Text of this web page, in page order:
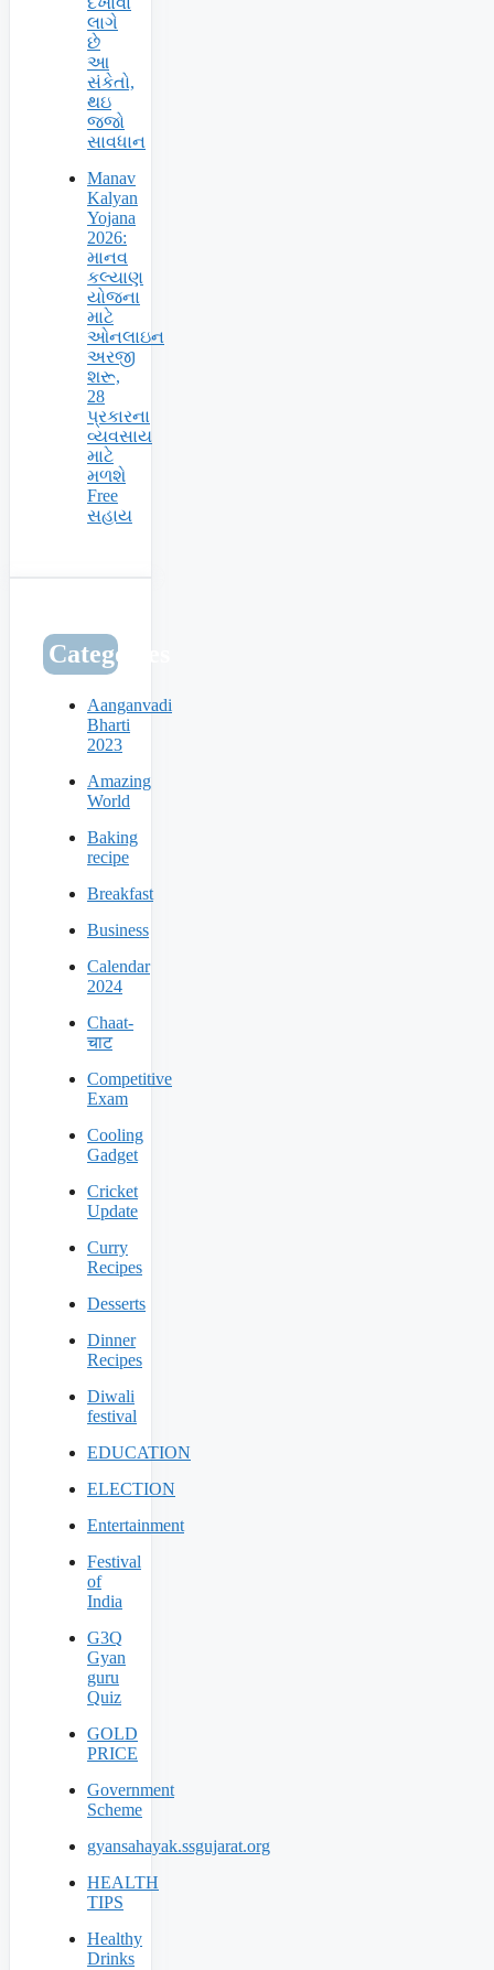
લાગે
છે
આ
સંકેતો,
થઇ
જજો
સાવધાન
Manav
Kalyan
Yojana
2026:
માનવ
કલ્યાણ
યોજના
માટે
ઓનલાઇન
અરજી
શરૂ,
28
પ્રકારના
વ્યવસાય
માટે
મળશે
Free
સહાય
Categories
Aanganvadi
Bharti
2023
Amazing
World
Baking
recipe
Breakfast
Business
Calendar
2024
Chaat-
चाट
Competitive
Exam
Cooling
Gadget
Cricket
Update
Curry
Recipes
Desserts
Dinner
Recipes
Diwali
festival
EDUCATION
ELECTION
Entertainment
Festival
of
India
G3Q
Gyan
guru
Quiz
GOLD
PRICE
Government
Scheme
gyansahayak.ssgujarat.org
HEALTH
TIPS
Healthy
Drinks